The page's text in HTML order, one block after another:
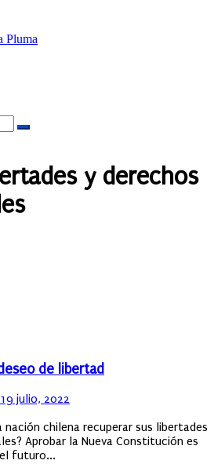
Pluma
y derechos
de libertad
19 julio, 2022
nación chilena recuperar sus libertades
Aprobar la Nueva Constitución es
futuro...